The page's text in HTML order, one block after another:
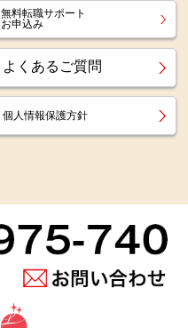
無料転職サポート
お申込み
よくあるご質問
個人情報保護方針